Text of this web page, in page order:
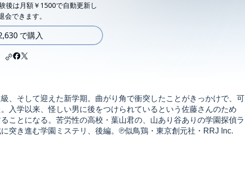
後は月額￥1500で自動更新し
会できます。
で購入
、そして迎えた新学期。曲がり角で衝突したことがきっかけで、可
入学以来、怪しい男に後をつけられているという佐藤さんのため
ことになる。苦労性の高校・葉山君の、山あり谷ありの学園探偵ラ
突き進む学園ミステリ、後編。℗似鳥鶏・東京創元社・RRJ Inc.